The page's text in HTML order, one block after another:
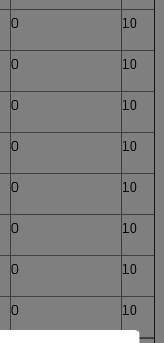
0 10
0 10
0 10
0 10
0 10
0 10
0 10
0 10